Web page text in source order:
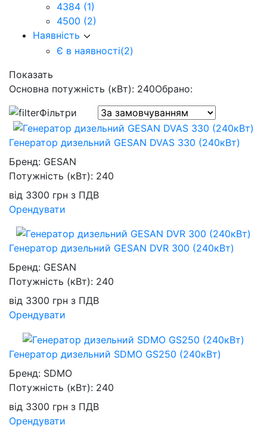
4384 (1)
4500 (2)
Наявність
Є в наявності(2)
Показать
Основна потужність (кВт): 240Обрано:
Фільтри
Генератор дизельний GESAN DVAS 330 (240кВт)
Бренд: GESAN
Потужність (кВт): 240
від 3300 грн з ПДВ
Орендувати
Генератор дизельний GESAN DVR 300 (240кВт)
Бренд: GESAN
Потужність (кВт): 240
від 3300 грн з ПДВ
Орендувати
Генератор дизельний SDMO GS250 (240кВт)
Бренд: SDMO
Потужність (кВт): 240
від 3300 грн з ПДВ
Орендувати